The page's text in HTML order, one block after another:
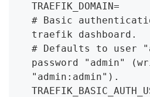
TRAEFIK_DOMAIN=
# Basic
traefik dashboard.
# Defaults to user
password "admin"
"admin:admin").